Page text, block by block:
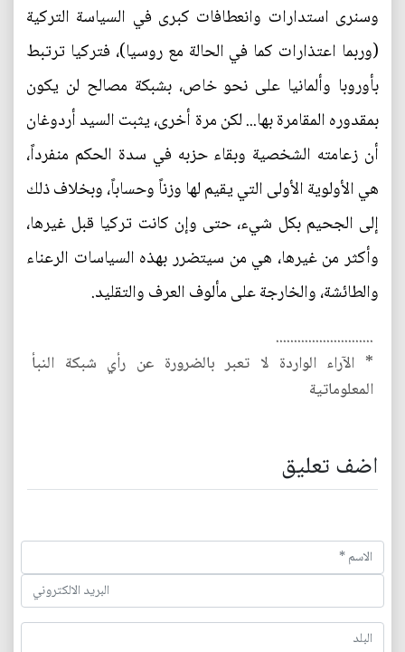
وسنرى استدارات وانعطافات كبرى في السياسة التركية
(وربما اعتذارات كما في الحالة مع روسيا)، فتركيا ترتبط
بأوروبا وألمانيا على نحو خاص، بشبكة مصالح لن يكون
بمقدوره المقامرة بها... لكن مرة أخرى، يثبت السيد أردوغان
أن زعامته الشخصية وبقاء حزبه في سدة الحكم منفرداً،
هي الأولوية الأولى التي يقيم لها وزناً وحساباً، وبخلاف ذلك
إلى الجحيم بكل شيء، حتى وإن كانت تركيا قبل غيرها،
وأكثر من غيرها، هي من سيتضرر بهذه السياسات الرعناء
والطائشة، والخارجة على مألوف العرف والتقليد.
...........................
* الآراء الواردة لا تعبر بالضرورة عن رأي شبكة النبأ
المعلوماتية
اضف تعليق